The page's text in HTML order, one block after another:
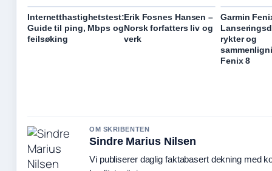
Internetthastighetstest:
Guide til ping, Mbps og
feilsøking
Erik Fosnes Hansen –
Norsk forfatters liv og
verk
Garmin
rykter og
Fenix 8
OM SKRIBENTEN
Sindre Marius Nilsen
Vi publiserer daglig faktabasert dekning med